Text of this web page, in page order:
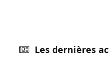
Les dernières